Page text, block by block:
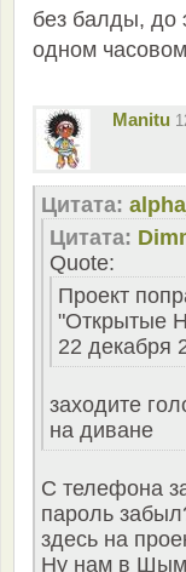
без балды, до
одном
Manitu
Цитата:
Цитата:
Quote:
Проект
"Открытые
22 декабря
заходите
на диване
С телефона
пароль
здесь на
Ну нам в